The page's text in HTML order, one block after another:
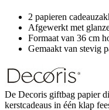
2 papieren
Afgewerkt met
Formaat van 36 cm
Gemaakt van stevig
De Decoris giftbag papier
kerstcadeaus in één klap